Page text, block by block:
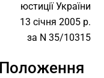
юстиції України
13 січня 2005 р.
за N 35/10315